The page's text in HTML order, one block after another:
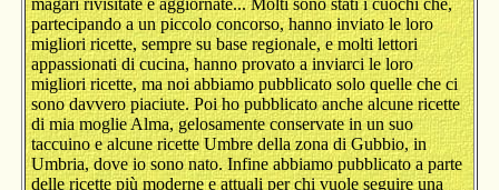
magari rivisitate e aggiornate... Molti sono stati i cuochi che,
partecipando a un piccolo concorso, hanno inviato le loro
migliori ricette, sempre su base regionale, e molti lettori
appassionati di cucina, hanno provato a inviarci le loro
migliori ricette, ma noi abbiamo pubblicato solo quelle che ci
sono davvero piaciute. Poi ho pubblicato anche alcune ricette
di mia moglie Alma, gelosamente conservate in un suo
taccuino e alcune ricette Umbre della zona di Gubbio, in
Umbria, dove io sono nato. Infine abbiamo pubblicato a parte
delle ricette più moderne e attuali per chi vuole seguire una